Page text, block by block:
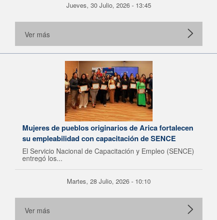
Jueves, 30 Julio, 2026 - 13:45
Ver más
Mujeres de pueblos originarios de Arica fortalecen
su empleabilidad con capacitación de SENCE
El Servicio Nacional de Capacitación y Empleo (SENCE)
entregó los...
Martes, 28 Julio, 2026 - 10:10
Ver más